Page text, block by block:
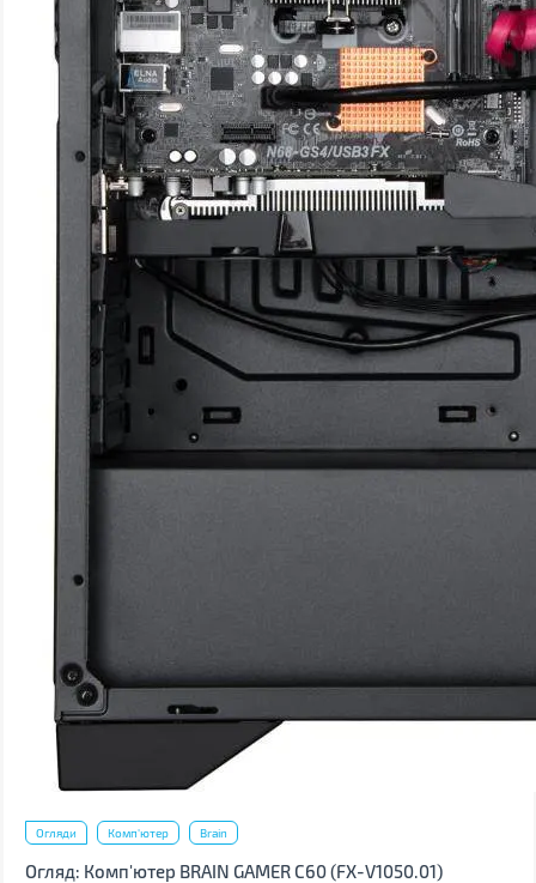
Огляди Комп'ютер Brain
Огляд: Комп'ютер BRAIN GAMER С60 (FX-V1050.01)